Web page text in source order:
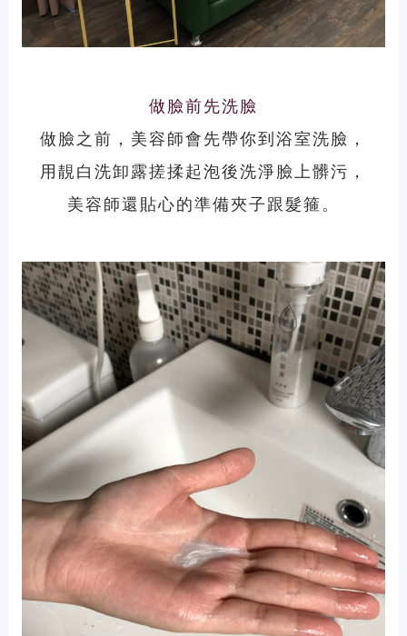
做臉前先洗臉
做臉之前，美容師會先帶你到浴室洗臉，
用靚白洗卸露搓揉起泡後洗淨臉上髒污，
美容師還貼心的準備夾子跟髮箍。